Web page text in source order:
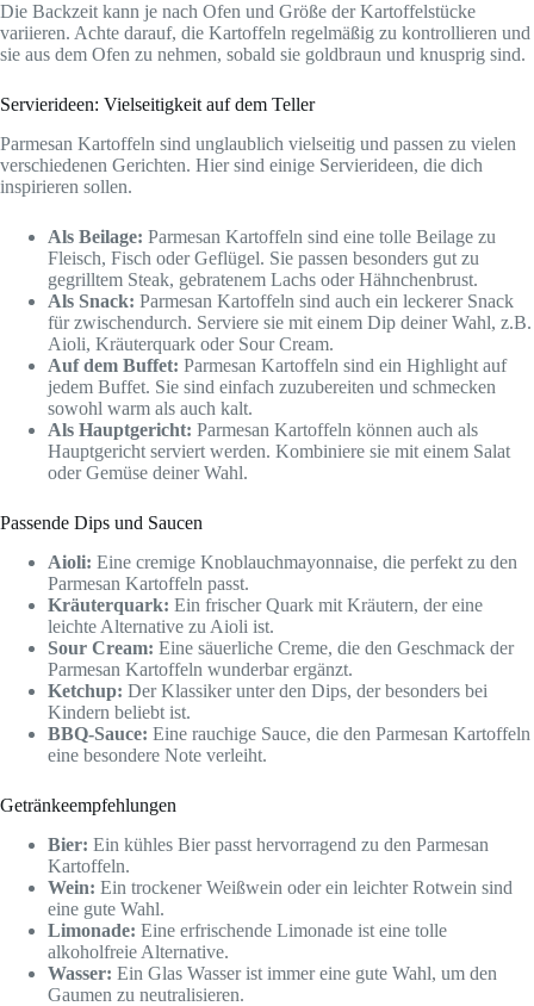
Die Backzeit kann je nach Ofen und Größe der Kartoffelstücke
variieren. Achte darauf, die Kartoffeln regelmäßig zu kontrollieren und
sie aus dem Ofen zu nehmen, sobald sie goldbraun und knusprig sind.
Servierideen: Vielseitigkeit auf dem Teller
Parmesan Kartoffeln sind unglaublich vielseitig und passen zu vielen
verschiedenen Gerichten. Hier sind einige Servierideen, die dich
inspirieren sollen.
Als Beilage: Parmesan Kartoffeln sind eine tolle Beilage zu
Fleisch, Fisch oder Geflügel. Sie passen besonders gut zu
gegrilltem Steak, gebratenem Lachs oder Hähnchenbrust.
Als Snack: Parmesan Kartoffeln sind auch ein leckerer Snack
für zwischendurch. Serviere sie mit einem Dip deiner Wahl, z.B.
Aioli, Kräuterquark oder Sour Cream.
Auf dem Buffet: Parmesan Kartoffeln sind ein Highlight auf
jedem Buffet. Sie sind einfach zuzubereiten und schmecken
sowohl warm als auch kalt.
Als Hauptgericht: Parmesan Kartoffeln können auch als
Hauptgericht serviert werden. Kombiniere sie mit einem Salat
oder Gemüse deiner Wahl.
Passende Dips und Saucen
Aioli: Eine cremige Knoblauchmayonnaise, die perfekt zu den
Parmesan Kartoffeln passt.
Kräuterquark: Ein frischer Quark mit Kräutern, der eine
leichte Alternative zu Aioli ist.
Sour Cream: Eine säuerliche Creme, die den Geschmack der
Parmesan Kartoffeln wunderbar ergänzt.
Ketchup: Der Klassiker unter den Dips, der besonders bei
Kindern beliebt ist.
BBQ-Sauce: Eine rauchige Sauce, die den Parmesan Kartoffeln
eine besondere Note verleiht.
Getränkeempfehlungen
Bier: Ein kühles Bier passt hervorragend zu den Parmesan
Kartoffeln.
Wein: Ein trockener Weißwein oder ein leichter Rotwein sind
eine gute Wahl.
Limonade: Eine erfrischende Limonade ist eine tolle
alkoholfreie Alternative.
Wasser: Ein Glas Wasser ist immer eine gute Wahl, um den
Gaumen zu neutralisieren.